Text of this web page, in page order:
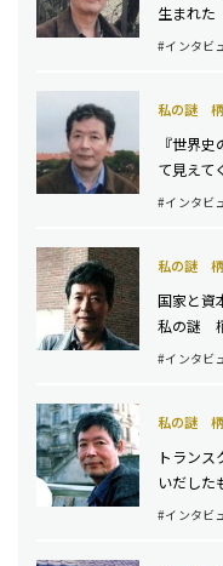
生まれ
#インタビ
私の謎 柄
『世界
て見えて
#インタビ
私の謎 柄
国家と資
私の謎
#インタビ
私の謎 柄
トラン
いだし
#インタビ